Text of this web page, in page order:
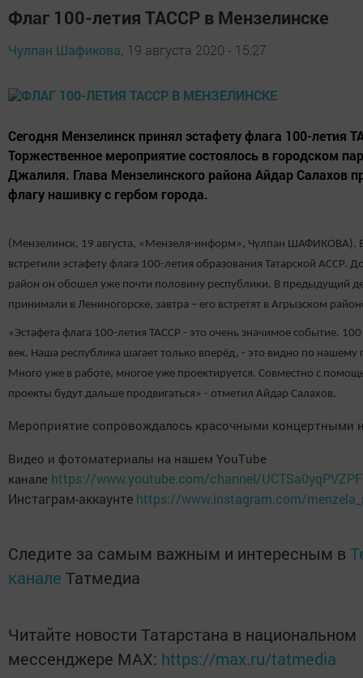
Флаг 100-летия ТАССР в Мензелинске
Чулпан Шафикова, 19 августа 2020 - 15:27
Сегодня Мензелинск принял эстафету флага 100-летия
Торжественное мероприятие состоялось в городском
Джалиля. Глава Мензелинского района Айдар Салахов
флагу нашивку с гербом города.
(Мензелинск, 19 августа, «Мензеля-информ», Чулпан ШАФИКОВА).
встретили эстафету флага 100-летия образования Татарской АССР.
район он обошел уже почти половину республики. В предыдущий
принимали в Лениногорске, завтра – его встретят в Агрызском
«Эстафета флага 100-летия ТАССР - это очень значимое событие.
век. Наша республика шагает только вперёд, - это видно по нашему
Много уже в работе, многое уже проектируется. Совместно с
проекты будут дальше продвигаться» - отметил Айдар Салахов.
Мероприятие сопровождалось красочными концертными
Видео и фотоматериалы на нашем YouTube
канале https://www.youtube.com/channel/
Инстаграм-аккаунте https://www.instagram.com/
Следите за самым важным и интересным в
канале Татмедиа
Читайте новости Татарстана в национальном
мессенджере MАХ: https://max.ru/tatmedia